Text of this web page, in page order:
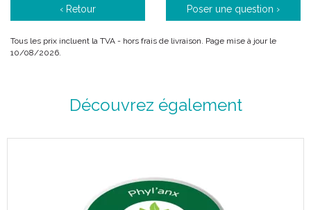
‹ Retour Poser une question ›
Tous les prix incluent la TVA - hors frais de livraison. Page mise à jour le
10/08/2026.
Découvrez également